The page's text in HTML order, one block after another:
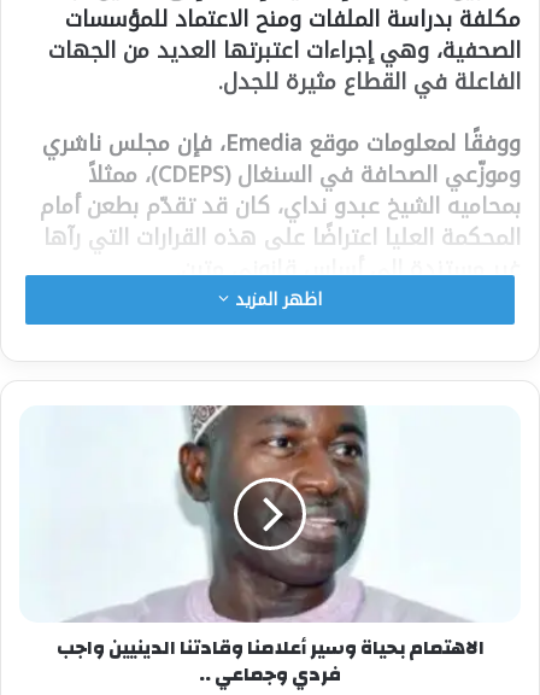
مكلفة بدراسة الملفات ومنح الاعتماد للمؤسسات
الصحفية، وهي إجراءات اعتبرتها العديد من الجهات
الفاعلة في القطاع مثيرة للجدل.
ووفقًا لمعلومات موقع Emedia، فإن مجلس ناشري
وموزّعي الصحافة في السنغال (CDEPS)، ممثلاً
بمحاميه الشيخ عبدو نداي، كان قد تقدّم بطعن أمام
المحكمة العليا اعتراضًا على هذه القرارات التي رآها
غير مستندة إلى أساس قانوني متين.
المحكمة العليا منحت النصر القانوني لـ(CDEPS)،
معتبرة أن القرارات الإدارية المطعون فيها تفتقر إلى
السند القانوني الكافي، ما أدى إلى إسقاط الإجراءات
التي كان الوزير يعتزم تنفيذها.
وبموجب هذا الحكم، يتم تعليق مشروع المنصة
واللجنة بشكل كامل، في انتظار أي ترتيبات قانونية
جديدة يمكن أن تعتمدها السلطات المختصة.
وقد رحّب CDEPS بهذا التطور، معتبرًا القرار انتصارًا
لمبدأ استقلالية الإعلام، وترسيخًا لعلوية القانون في
إدارة قطاع حساس مثل قطاع الصحافة
اظهر المزيد
الاهتمام بحياة وسير أعلامنا وقادتنا الدينيين واجب
فردي وجماعي ..